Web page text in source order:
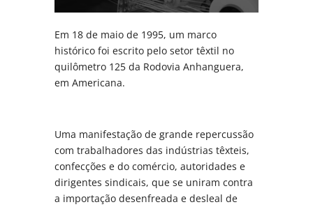
Em 18 de maio de 1995, um marco
histórico foi escrito pelo setor têxtil no
quilômetro 125 da Rodovia Anhanguera,
em Americana.
Uma manifestação de grande repercussão
com trabalhadores das indústrias têxteis,
confecções e do comércio, autoridades e
dirigentes sindicais, que se uniram contra
a importação desenfreada e desleal de